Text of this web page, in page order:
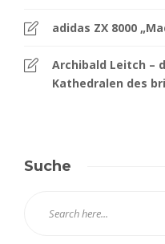
adidas ZX 8000
Archibald Leitch –
Kathedralen des
Suche